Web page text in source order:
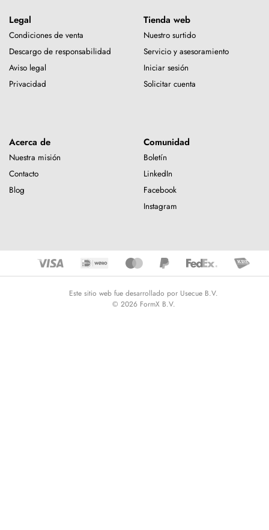
Legal
Condiciones de venta
Descargo de responsabilidad
Aviso legal
Privacidad
Tienda web
Nuestro surtido
Servicio y asesoramiento
Iniciar sesión
Solicitar cuenta
Acerca de
Nuestra misión
Contacto
Blog
Comunidad
Boletín
LinkedIn
Facebook
Instagram
Este sitio web fue desarrollado por Usecue B.V.
© 2026 FormX B.V.